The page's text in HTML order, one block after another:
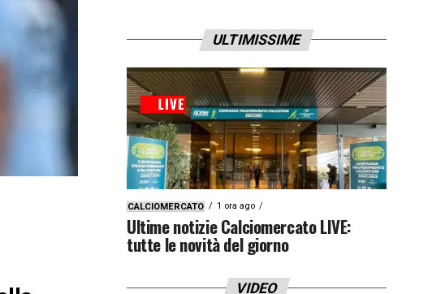
ULTIMISSIME
CALCIOMERCATO 1 ora ago
Ultime notizie Calciomercato LIVE:
tutte le novità del giorno
VIDEO